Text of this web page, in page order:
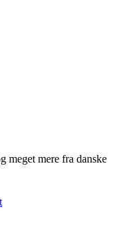
meget mere fra danske